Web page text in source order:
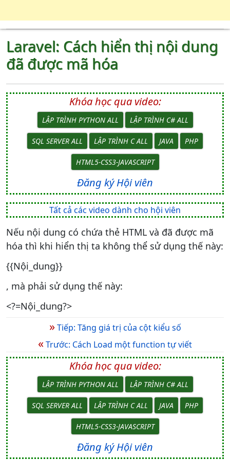
Laravel: Cách hiển thị nội dung
đã được mã hóa
Khóa học qua video:
LẬP TRÌNH PYTHON ALL LẬP TRÌNH C# ALL
SQL SERVER ALL LẬP TRÌNH C ALL JAVA PHP
HTML5-CSS3-JAVASCRIPT
Đăng ký Hội viên
Tất cả các video dành cho hội viên
Nếu nội dung có chứa thẻ HTML và đã được mã
hóa thì khi hiển thị ta không thể sử dụng thế này:
{{Nội_dung}}
, mà phải sử dụng thế này:
<?=Nội_dung?>
»Tiếp: Tăng giá trị của cột kiểu số
«Trước: Cách Load một function tự viết
Khóa học qua video:
LẬP TRÌNH PYTHON ALL LẬP TRÌNH C# ALL
SQL SERVER ALL LẬP TRÌNH C ALL JAVA PHP
HTML5-CSS3-JAVASCRIPT
Đăng ký Hội viên